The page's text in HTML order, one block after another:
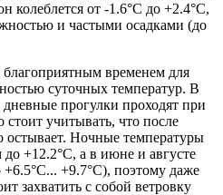
колеблется от -1.6°C до +2.4°C,
и частыми осадками (до
благоприятным временем для
суточных температур. В
прогулки проходят при
учитывать, что после
остывает. Ночные температуры
+12.2°C, а в июне и августе
+9.7°C), поэтому даже
захватить с собой ветровку